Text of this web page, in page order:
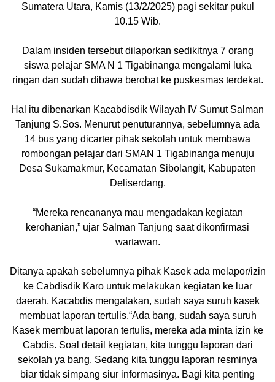
Sumatera Utara, Kamis (13/2/2025) pagi sekitar pukul
10.15 Wib.
Dalam insiden tersebut dilaporkan sedikitnya 7 orang
siswa pelajar SMA N 1 Tigabinanga mengalami luka
ringan dan sudah dibawa berobat ke puskesmas terdekat.
Hal itu dibenarkan Kacabdisdik Wilayah IV Sumut Salman
Tanjung S.Sos. Menurut penuturannya, sebelumnya ada
14 bus yang dicarter pihak sekolah untuk membawa
rombongan pelajar dari SMAN 1 Tigabinanga menuju
Desa Sukamakmur, Kecamatan Sibolangit, Kabupaten
Deliserdang.
“Mereka rencananya mau mengadakan kegiatan
kerohanian,” ujar Salman Tanjung saat dikonfirmasi
wartawan.
Ditanya apakah sebelumnya pihak Kasek ada melapor/izin
ke Cabdisdik Karo untuk melakukan kegiatan ke luar
daerah, Kacabdis mengatakan, sudah saya suruh kasek
membuat laporan tertulis.“Ada bang, sudah saya suruh
Kasek membuat laporan tertulis, mereka ada minta izin ke
Cabdis. Soal detail kegiatan, kita tunggu laporan dari
sekolah ya bang. Sedang kita tunggu laporan resminya
biar tidak simpang siur informasinya. Bagi kita penting